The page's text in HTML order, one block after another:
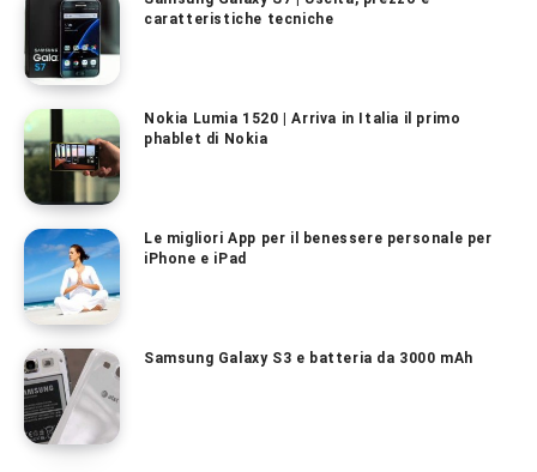
caratteristiche tecniche
Nokia Lumia 1520 | Arriva in Italia il primo
phablet di Nokia
Le migliori App per il benessere personale per
iPhone e iPad
Samsung Galaxy S3 e batteria da 3000 mAh